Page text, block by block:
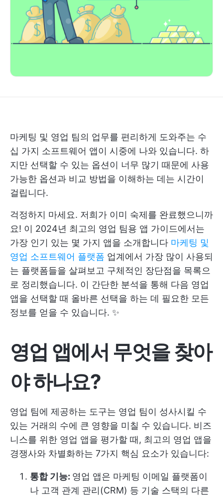
마케팅 및 영업 팀의 업무를 편리하게 도와주는 수
십 가지 소프트웨어 앱이 시중에 나와 있습니다. 하
지만 선택할 수 있는 옵션이 너무 많기 때문에 사용
가능한 옵션과 비교 방법을 이해하는 데는 시간이
걸립니다.
걱정하지 마세요. 저희가 이미 숙제를 완료했으니까
요! 이 2024년 최고의 영업 팀용 앱 가이드에서는
가장 인기 있는 몇 가지 앱을 소개합니다 마케팅 및
영업 소프트웨어 플랫폼 업계에서 가장 많이 사용되
는 플랫폼들을 살펴보고 구체적인 장단점을 목록으
로 정리했습니다. 이 간단한 분석을 통해 다음 영업
앱을 선택할 때 올바른 선택을 하는 데 필요한 모든
정보를 얻을 수 있습니다. ✨
영업 앱에서 무엇을 찾아
야 하나요?
영업 팀에 제공하는 도구는 영업 팀이 성사시킬 수
있는 거래의 수에 큰 영향을 미칠 수 있습니다. 비즈
니스를 위한 영업 앱을 평가할 때, 최고의 영업 앱을
경쟁사와 차별화하는 7가지 핵심 요소가 있습니다:
통합 기능: 영업 앱은 마케팅 이메일 플랫폼이
나 고객 관계 관리(CRM) 등 기술 스택의 다른